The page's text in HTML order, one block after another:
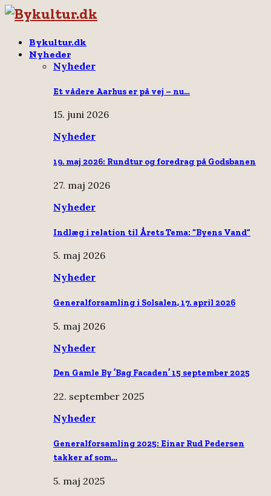
Bykultur.dk
Nyheder
Nyheder
Et vådere Aarhus er på vej – nu…
15. juni 2026
Nyheder
19. maj 2026: Rundtur og foredrag på Godsbanen
27. maj 2026
Nyheder
Indlæg i relation til Årets Tema: “Byens Vand”
5. maj 2026
Nyheder
Generalforsamling i Solsalen, 17. april 2026
5. maj 2026
Nyheder
Den Gamle By ’Bag Facaden’ 15 september 2025
22. september 2025
Nyheder
Generalforsamling 2025: Einar Rud Pedersen
takker af som…
5. maj 2025